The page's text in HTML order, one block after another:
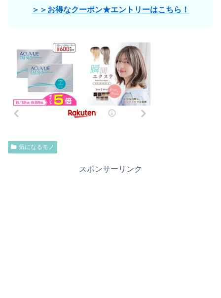
＞＞お得なクーポン★エントリーはこちら！
気になるモノ
スポンサーリンク